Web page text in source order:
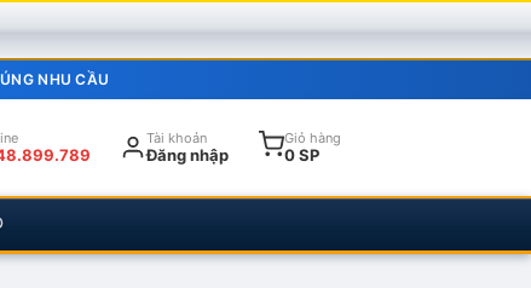
NHU CẦU
Tài khoản
Đăng nhập
Giỏ hàng
0 SP